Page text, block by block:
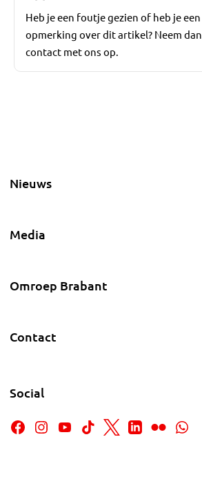
Heb je een foutje gezien of heb je een
opmerking over dit artikel? Neem dan
contact met ons op.
Nieuws
Media
Omroep Brabant
Contact
Social